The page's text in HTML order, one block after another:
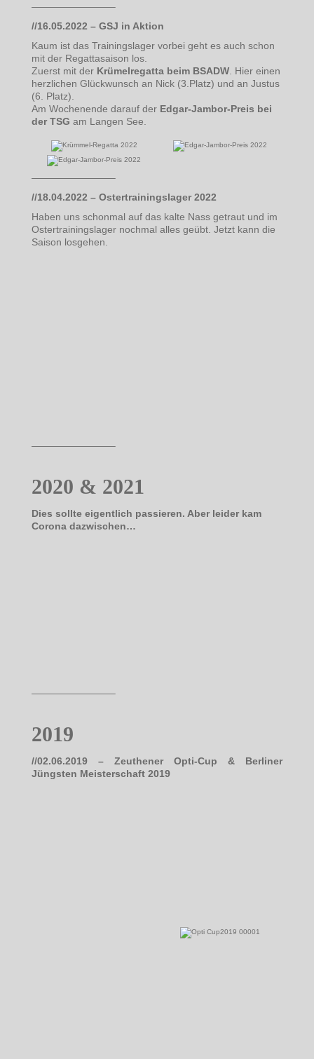
————————–
//16.05.2022 – GSJ in Aktion
Kaum ist das Trainingslager vorbei geht es auch schon
mit der Regattasaison los.
Zuerst mit der Krümelregatta beim BSADW. Hier einen
herzlichen Glückwunsch an Nick (3.Platz) und an Justus
(6. Platz).
Am Wochenende darauf der Edgar-Jambor-Preis bei
der TSG am Langen See.
————————–
//18.04.2022 – Ostertrainingslager 2022
Haben uns schonmal auf das kalte Nass getraut und im
Ostertrainingslager nochmal alles geübt. Jetzt kann die
Saison losgehen.
————————–
2020 & 2021
Dies sollte eigentlich passieren. Aber leider kam
Corona dazwischen…
————————–
2019
//02.06.2019 – Zeuthener Opti-Cup & Berliner
Jüngsten Meisterschaft 2019